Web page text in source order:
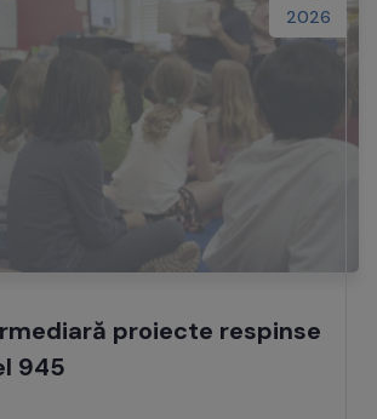
2026
proiecte respinse
945